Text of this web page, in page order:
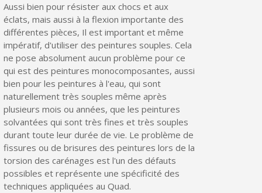
Aussi bien pour résister aux chocs et aux
éclats, mais aussi à la flexion importante des
différentes pièces, Il est important et même
impératif, d'utiliser des peintures souples. Cela
ne pose absolument aucun problème pour ce
qui est des peintures monocomposantes, aussi
bien pour les peintures à l'eau, qui sont
naturellement très souples même après
plusieurs mois ou années, que les peintures
solvantées qui sont très fines et très souples
durant toute leur durée de vie. Le problème de
fissures ou de brisures des peintures lors de la
torsion des carénages est l'un des défauts
possibles et représente une spécificité des
techniques appliquées au Quad.